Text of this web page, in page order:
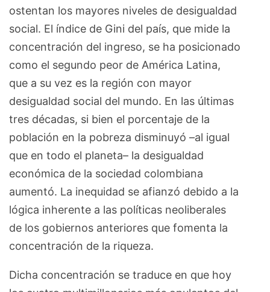
ostentan los mayores niveles de desigualdad
social. El índice de Gini del país, que mide la
concentración del ingreso, se ha posicionado
como el segundo peor de América Latina,
que a su vez es la región con mayor
desigualdad social del mundo. En las últimas
tres décadas, si bien el porcentaje de la
población en la pobreza disminuyó –al igual
que en todo el planeta– la desigualdad
económica de la sociedad colombiana
aumentó. La inequidad se afianzó debido a la
lógica inherente a las políticas neoliberales
de los gobiernos anteriores que fomenta la
concentración de la riqueza.
Dicha concentración se traduce en que hoy